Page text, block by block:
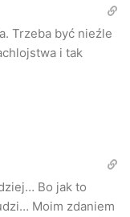
Trzeba być nieźle
i tak
Bo jak to
Moim zdaniem